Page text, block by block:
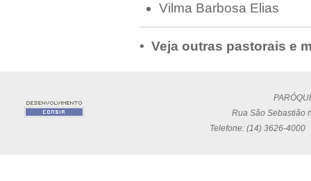
Vilma Barbosa Elias
• Veja outras pastorais e
Rua São Sebastião
Telefone: (14) 3626-